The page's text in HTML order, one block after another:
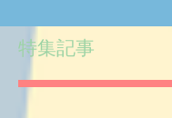
特集記事